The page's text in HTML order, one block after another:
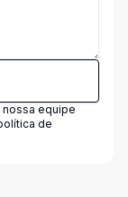
nossa equipe
de